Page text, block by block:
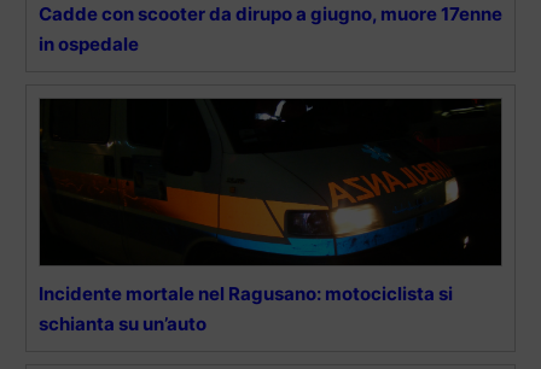
Cadde con scooter da dirupo a giugno, muore 17enne
in ospedale
Incidente mortale nel Ragusano: motociclista si
schianta su un’auto